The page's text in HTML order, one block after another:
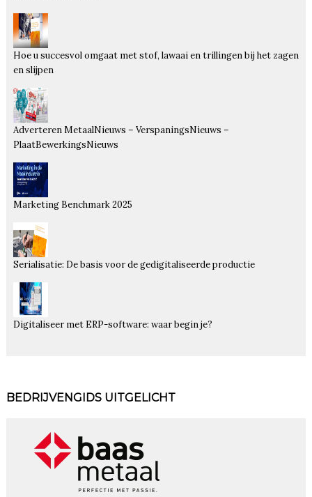
Hoe u succesvol omgaat met stof, lawaai en trillingen bij het zagen
en slijpen
Adverteren MetaalNieuws – VerspaningsNieuws –
PlaatBewerkingsNieuws
Marketing Benchmark 2025
Serialisatie: De basis voor de gedigitaliseerde productie
Digitaliseer met ERP-software: waar begin je?
BEDRIJVENGIDS UITGELICHT